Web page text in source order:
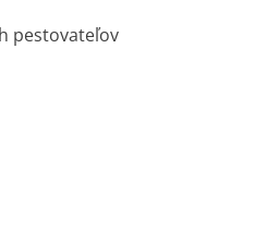
pestovateľov